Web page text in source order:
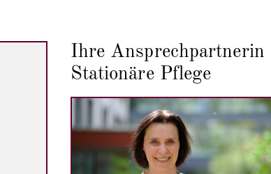
Ihre Ansprechpartnerin
Stationäre Pflege